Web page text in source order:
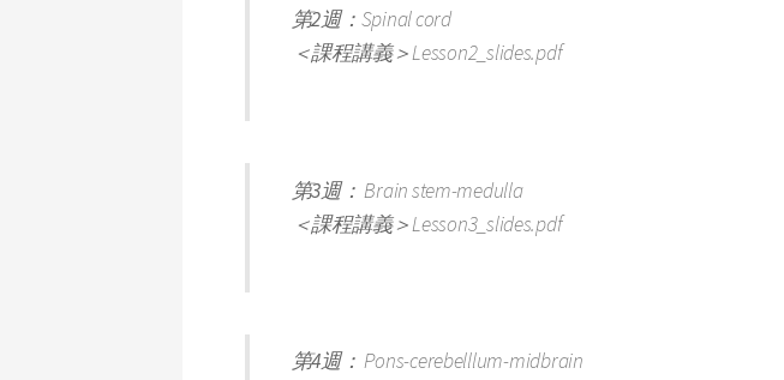
第2週： Spinal cord
＜課程講義＞Lesson2_slides.pdf
第3週：Brain stem-medulla
＜課程講義＞Lesson3_slides.pdf
第4週：Pons-cerebelllum-midbrain